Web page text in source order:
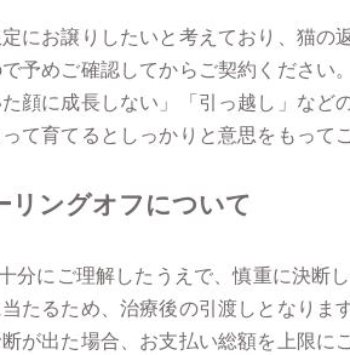
にお譲りしたいと考えており、猫
予めご確認してからご契約ください。
顔に成長しない」「引っ越し」な
て育てるとしっかりと意思をもって
リングオフについて
分にご理解したうえで、慎重に決断
たるため、治療後の引渡しとなりま
が出た場合、お支払い総額を上限